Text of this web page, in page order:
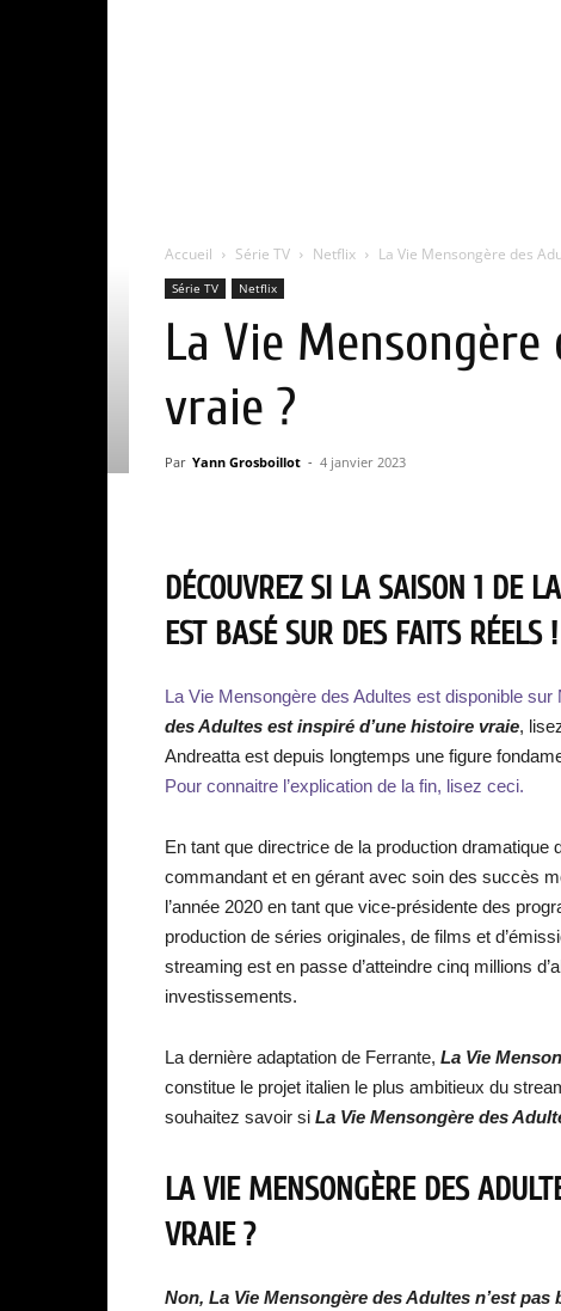
Accueil Série TV Netflix La Vie Mensongère des
Série TV Netflix
La Vie
vraie ?
Par Yann Grosboillot - 4 janvier 2023
DÉCOUVREZ SI LA SAISON 1 DE
EST BASÉ SUR DES FAITS RÉELS !
La Vie Mensongère des Adultes est disponible sur
des Adultes est inspiré d’une histoire vraie,
Andreatta est depuis longtemps une figure
Pour connaitre l’explication de la fin, lisez ceci.
En tant que directrice de la production dramatique
commandant et en gérant avec soin des succès
l’année 2020 en tant que vice-présidente des
production de séries originales, de films et
streaming est en passe d’atteindre cinq millions
investissements.
La dernière adaptation de Ferrante, La Vie
constitue le projet italien le plus ambitieux du
souhaitez savoir si La Vie Mensongère des
LA VIE MENSONGÈRE DES
VRAIE ?
Non, La Vie Mensongère des Adultes n’est